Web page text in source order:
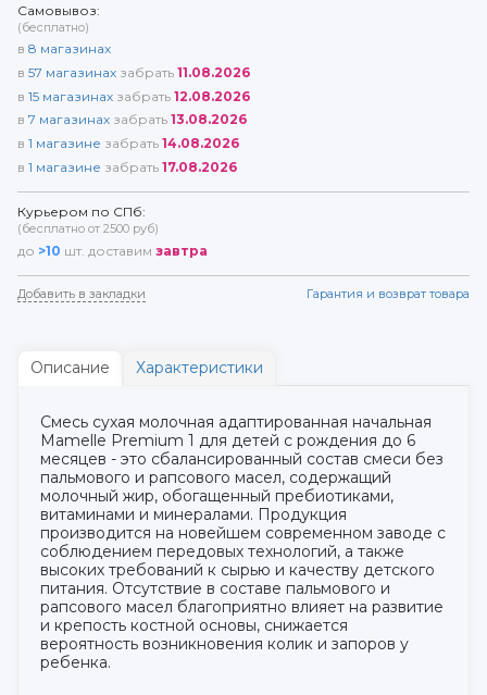
Самовывоз:
(бесплатно)
в 8 магазинах
в 57 магазинах забрать 11.08.2026
в 15 магазинах забрать 12.08.2026
в 7 магазинах забрать 13.08.2026
в 1 магазине забрать 14.08.2026
в 1 магазине забрать 17.08.2026
Курьером по СПб:
(бесплатно от 2500 руб)
до >10 шт. доставим завтра
Добавить в закладки Гарантия и возврат товара
Описание Характеристики
Смесь сухая молочная адаптированная начальная
Mamelle Premium 1 для детей с рождения до 6
месяцев - это сбалансированный состав смеси без
пальмового и рапсового масел, содержащий
молочный жир, обогащенный пребиотиками,
витаминами и минералами. Продукция
производится на новейшем современном заводе с
соблюдением передовых технологий, а также
высоких требований к сырью и качеству детского
питания. Отсутствие в составе пальмового и
рапсового масел благоприятно влияет на развитие
и крепость костной основы, снижается
вероятность возникновения колик и запоров у
ребенка.